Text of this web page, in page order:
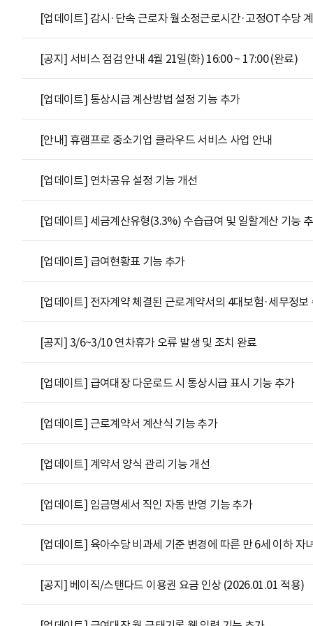
[업데이트] 감시·단속 근로자 월소정근로시간·고정OT수당
[공지] 서비스 점검 안내 4월 21일(화) 16:00 ~ 17:00 (완료)
[업데이트] 통상시급 계산방법 설정 기능 추가
[안내] 휴램프로 중소기업 클라우드 서비스 사업 안내
[업데이트] 연차공유 설정 기능 개선
[업데이트] 세금계산유형(3.3%) 수습급여 및 일할계산 기능
[업데이트] 급여현황표 기능 추가
[업데이트] 전자계약 체결된 근로계약서의 4대보험·세무정보
[공지] 3/6~3/10 연차휴가 오류 발생 및 조치 완료
[업데이트] 급여대장 다운로드 시 통상시급 표시 기능 추가
[업데이트] 근로계약서 계산식 기능 추가
[업데이트] 계약서 양식 관리 기능 개선
[업데이트] 임금명세서 직인 자동 반영 기능 추가
[업데이트] 육아수당 비과세 기준 변경에 따른 만 6세 이하 자
[공지] 베이직/스탠다드 이용권 요금 인상 (2026.01.01 적용)